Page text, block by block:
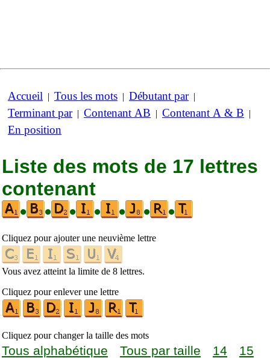
Accueil | Tous les mots | Débutant par|
Terminant par| Contenant AB | Contenant A & B |
En position
Liste des mots de 17 lettres
contenant
•
• • • • • •
Cliquez pour ajouter une neuvième lettre
Vous avez atteint la limite de 8 lettres.
Cliquez pour enlever une lettre
Cliquez pour changer la taille des mots
Tous alphabétique Tous par taille 14
15